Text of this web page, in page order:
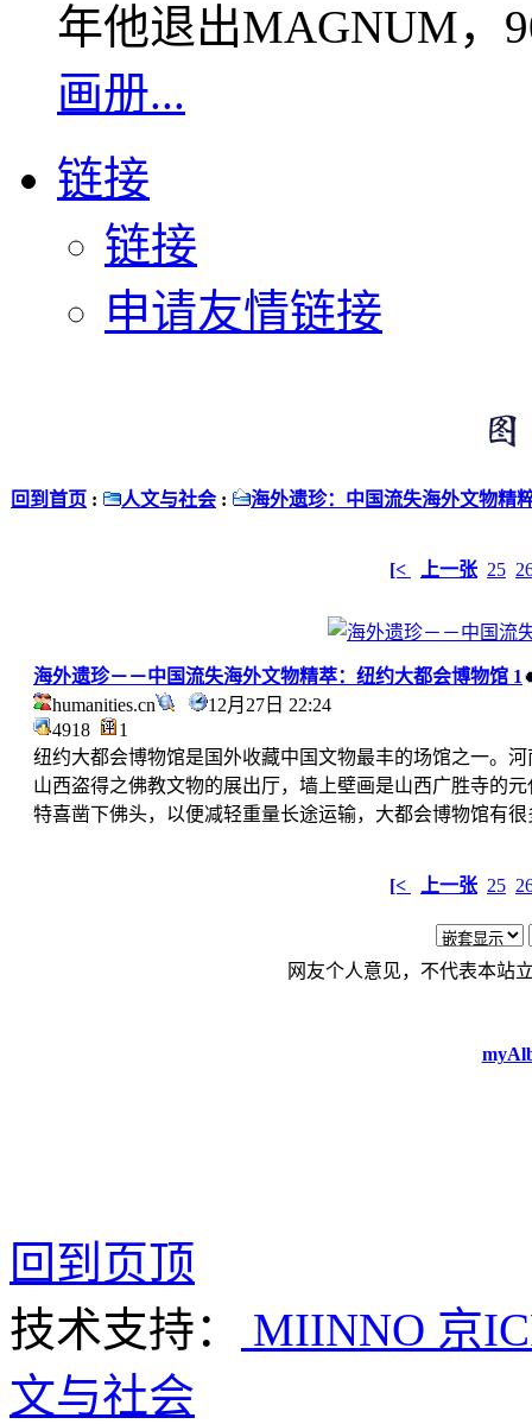
年他退出MAGNUM，
画册...
链接
链接
申请友情链接
回到首页 : 人文与社会 : 海外遗珍：中国流失海外文物精
[< 上一张 25
海外遗珍－－中国流失海外文物精萃：纽约大都会博物馆 1
humanities.cn
12月27日 22:24
4918
1
纽约大都会博物馆是国外收藏中国文物最丰的场馆之一。
山西盗得之佛教文物的展出厅，墙上壁画是山西广胜寺的
特喜凿下佛头，以便减轻重量长途运输，大都会博物馆有
[< 上一张 25
网友个人意见，不代表本站
回到页顶
技术支持：
MIINNO 京
文与社会